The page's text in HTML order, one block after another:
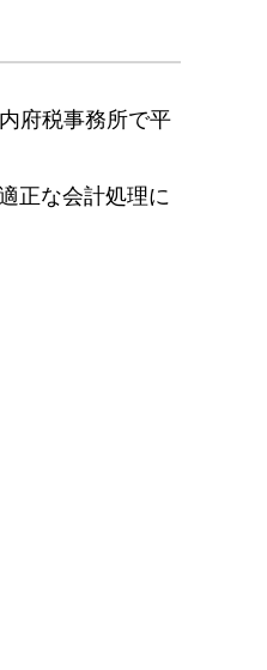
府税事務所で平
正な会計処理に